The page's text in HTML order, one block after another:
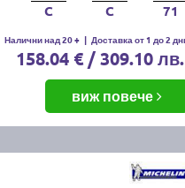
C C 71
Налични над 20 + | Доставка от 1 до 2
158.04 € / 309.10 лв.
виж повече